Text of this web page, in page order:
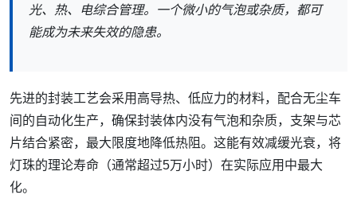
光、热、电综合管理。一个微小的气泡或杂质，都可
能成为未来失效的隐患。
先进的封装工艺会采用高导热、低应力的材料，配合无尘车
间的自动化生产，确保封装体内没有气泡和杂质，支架与芯
片结合紧密，最大限度地降低热阻。这能有效减缓光衰，将
灯珠的理论寿命（通常超过5万小时）在实际应用中最大
化。